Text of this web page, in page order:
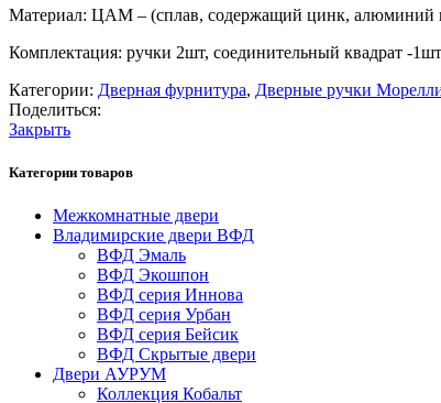
Материал: ЦАМ – (сплав, содержащий цинк, алюминий
Комплектация: ручки 2шт, соединительный квадрат -
Категории: Дверная фурнитура, Дверные ручки
Поделиться:
Закрыть
Категории товаров
Межкомнатные двери
Владимирские двери ВФД
ВФД Эмаль
ВФД Экошпон
ВФД серия Иннова
ВФД серия Урбан
ВФД серия Бейсик
ВФД Скрытые двери
Двери АУРУМ
Коллекция Кобальт